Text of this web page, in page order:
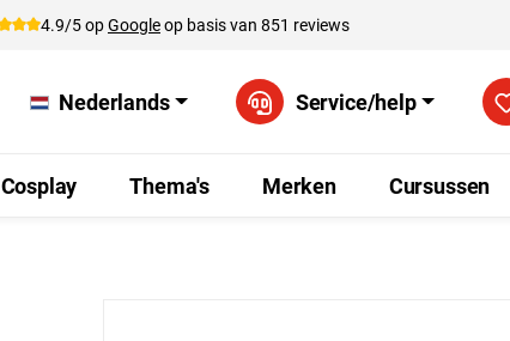
4.9/5 opGoogleop basis van 851 reviews
Nederlands Service/help
Cosplay Thema's Merken Cursussen